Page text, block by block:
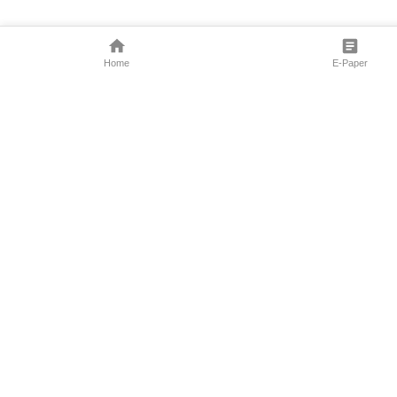
Home E-Paper